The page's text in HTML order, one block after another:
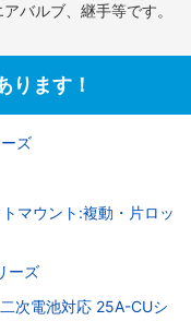
バルブ、継手等です。
ります！
ズ
マウント:複動・片ロッ
ーズ
次電池対応 25A-CUシ